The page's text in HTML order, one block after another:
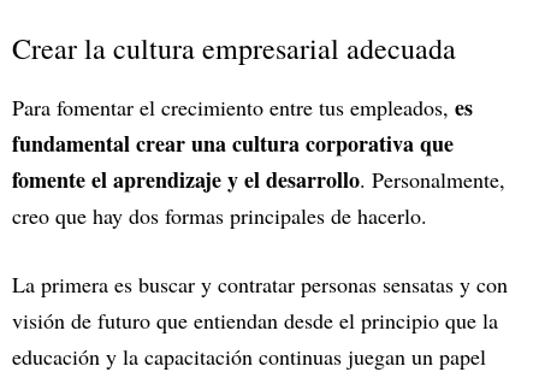
Crear la cultura empresarial adecuada
Para fomentar el crecimiento entre tus empleados, es
fundamental crear una cultura corporativa que
fomente el aprendizaje y el desarrollo. Personalmente,
creo que hay dos formas principales de hacerlo.
La primera es buscar y contratar personas sensatas y con
visión de futuro que entiendan desde el principio que la
educación y la capacitación continuas juegan un papel